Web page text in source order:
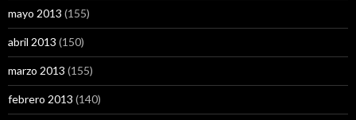
mayo 2013 (155)
abril 2013 (150)
marzo 2013 (155)
febrero 2013 (140)